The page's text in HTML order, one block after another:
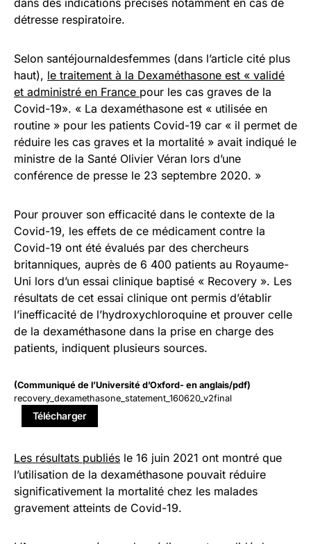
détresse respiratoire.
Selon santéjournaldesfemmes (dans l’article cité plus
haut), le traitement à la Dexaméthasone est « validé
et administré en France pour les cas graves de la
Covid-19». « La dexaméthasone est « utilisée en
routine » pour les patients Covid-19 car « il permet de
réduire les cas graves et la mortalité » avait indiqué le
ministre de la Santé Olivier Véran lors d’une
conférence de presse le 23 septembre 2020. »
Pour prouver son efficacité dans le contexte de la
Covid-19, les effets de ce médicament contre la
Covid-19 ont été évalués par des chercheurs
britanniques, auprès de 6 400 patients au Royaume-
Uni lors d’un essai clinique baptisé « Recovery ». Les
résultats de cet essai clinique ont permis d’établir
l’inefficacité de l’hydroxychloroquine et prouver celle
de la dexaméthasone dans la prise en charge des
patients, indiquent plusieurs sources.
(Communiqué de l’Université d’Oxford- en anglais/pdf)
recovery_dexamethasone_statement_160620_v2final
Télécharger
Les résultats publiés le 16 juin 2021 ont montré que
l’utilisation de la dexaméthasone pouvait réduire
significativement la mortalité chez les malades
gravement atteints de Covid-19.